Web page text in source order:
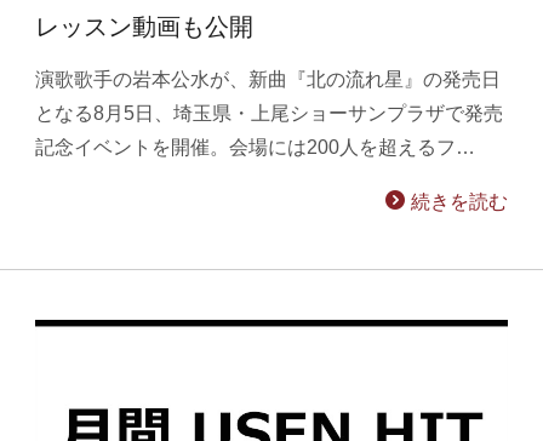
レッスン動画も公開
演歌歌手の岩本公水が、新曲『北の流れ星』の発売日
となる8月5日、埼玉県・上尾ショーサンプラザで発売
記念イベントを開催。会場には200人を超えるフ…
続きを読む